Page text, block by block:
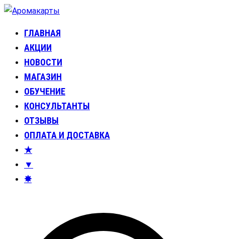
Перейти
содержимому
Аромакарты
Психологические эфирные карты • Аромапсихология
ГЛАВНАЯ
АКЦИИ
НОВОСТИ
МАГАЗИН
ОБУЧЕНИЕ
КОНСУЛЬТАНТЫ
ОТЗЫВЫ
ОПЛАТА И ДОСТАВКА
★
▼
✸